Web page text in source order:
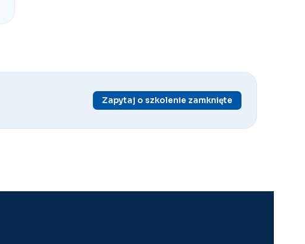
Zapytaj o szkolenie zamknięte